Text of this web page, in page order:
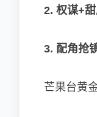
2. 权谋+
3. 配角抢
芒果台黄